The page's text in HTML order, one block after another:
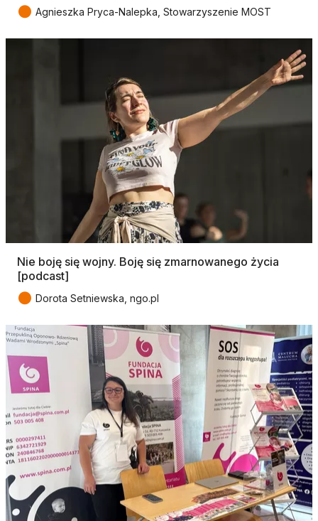
● Agnieszka Pryca-Nalepka, Stowarzyszenie MOST
Nie boję się wojny. Boję się zmarnowanego życia
[podcast]
● Dorota Setniewska, ngo.pl